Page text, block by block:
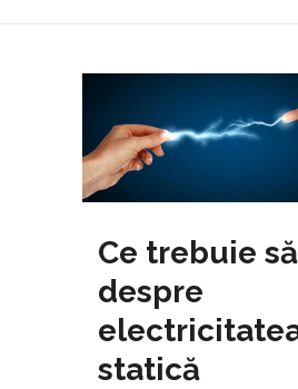
Ce trebuie
despre
statică